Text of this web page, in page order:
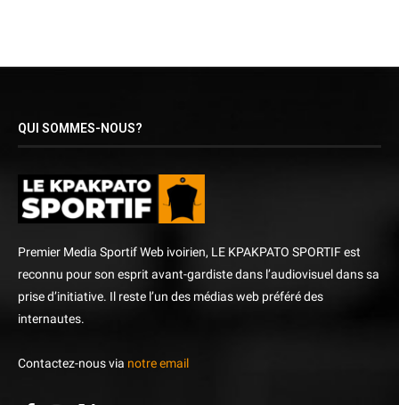
QUI SOMMES-NOUS?
Premier Media Sportif Web ivoirien, LE KPAKPATO SPORTIF est
reconnu pour son esprit avant-gardiste dans l’audiovisuel dans sa
prise d’initiative. Il reste l’un des médias web préféré des
internautes.
Contactez-nous via notre email